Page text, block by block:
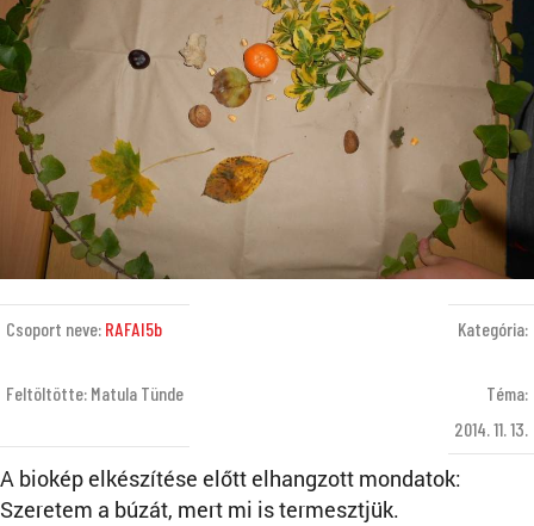
Csoport neve: RAFAI5b
Feltöltötte: Matula Tünde
Kategória:
Téma:
2014. 11. 13.
A biokép elkészítése előtt elhangzott mondatok:
Szeretem a búzát, mert mi is termesztjük.